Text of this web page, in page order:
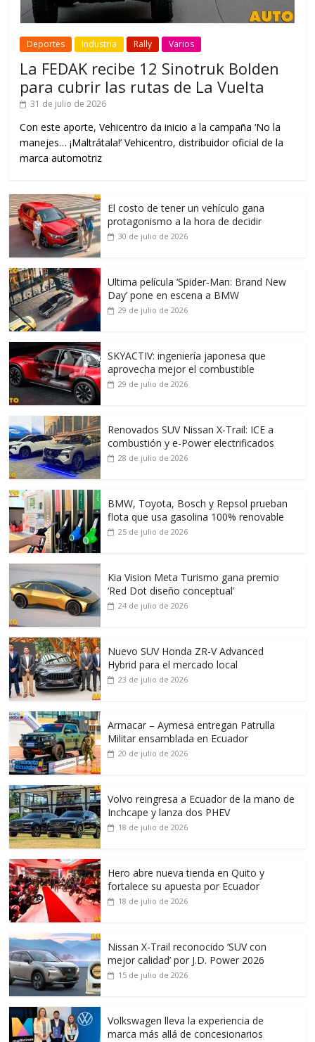
Deportes Industria Rally Varios
La FEDAK recibe 12 Sinotruk Bolden
para cubrir las rutas de La Vuelta
31 de julio de 2026
Con este aporte, Vehicentro da inicio a la campaña ‘No la
manejes… ¡Maltrátala!’ Vehicentro, distribuidor oficial de la
marca automotriz
El costo de tener un vehículo gana
protagonismo a la hora de decidir
30 de julio de 2026
Ultima película ‘Spider‑Man: Brand New
Day’ pone en escena a BMW
29 de julio de 2026
SKYACTIV: ingeniería japonesa que
aprovecha mejor el combustible
29 de julio de 2026
Renovados SUV Nissan X-Trail: ICE a
combustión y e-Power electrificados
28 de julio de 2026
BMW, Toyota, Bosch y Repsol prueban
flota que usa gasolina 100% renovable
25 de julio de 2026
Kia Vision Meta Turismo gana premio
‘Red Dot diseño conceptual’
24 de julio de 2026
Nuevo SUV Honda ZR-V Advanced
Hybrid para el mercado local
23 de julio de 2026
Armacar – Aymesa entregan Patrulla
Militar ensamblada en Ecuador
20 de julio de 2026
Volvo reingresa a Ecuador de la mano de
Inchcape y lanza dos PHEV
18 de julio de 2026
Hero abre nueva tienda en Quito y
fortalece su apuesta por Ecuador
18 de julio de 2026
Nissan X-Trail reconocido ‘SUV con
mejor calidad’ por J.D. Power 2026
15 de julio de 2026
Volkswagen lleva la experiencia de
marca más allá de concesionarios